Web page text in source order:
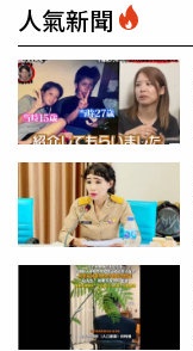
人氣新聞